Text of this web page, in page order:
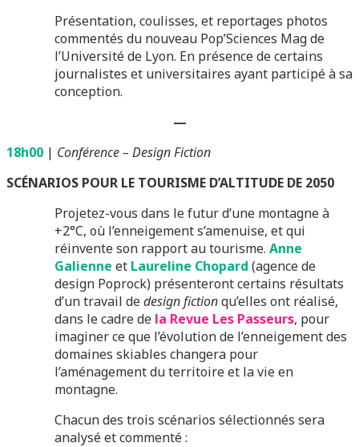
Présentation, coulisses, et reportages photos
commentés du nouveau Pop’Sciences Mag de
l’Université de Lyon. En présence de certains
journalistes et universitaires ayant participé à sa
conception.
—
18h00 | Conférence – Design Fiction
SCÉNARIOS POUR LE TOURISME D’ALTITUDE DE 2050
Projetez-vous dans le futur d’une montagne à
+2°C, où l’enneigement s’amenuise, et qui
réinvente son rapport au tourisme. Anne
Galienne et Laureline Chopard (agence de
design Poprock) présenteront certains résultats
d’un travail dedesign fictionqu’elles ont réalisé,
dans le cadre de la Revue Les Passeurs, pour
imaginer ce que l’évolution de l’enneigement des
domaines skiables changera pour
l’aménagement du territoire et la vie en
montagne.
Chacun des trois scénarios sélectionnés sera
analysé et commenté :